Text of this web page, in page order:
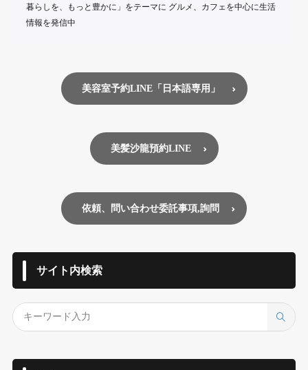
暮らしを、もっと豊かに」をテーマに グルメ、カフェを中心に生活
情報を発信中
美容室予約LINE「日本語専用」
美髪沙龍預約LINE
依頼、問い合わせ委託事項,詢問
サイト内検索